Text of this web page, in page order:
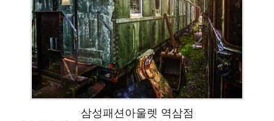
삼성패션아울렛 역삼점